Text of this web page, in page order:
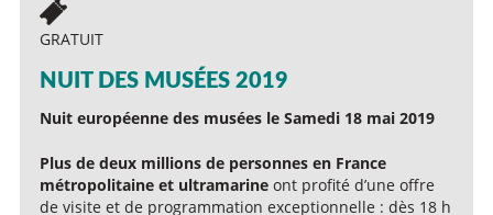
GRATUIT
NUIT DES MUSÉES 2019
Nuit européenne des musées le Samedi 18 mai 2019
Plus de deux millions de personnes en France
métropolitaine et ultramarine ont profité d’une offre
de visite et de programmation exceptionnelle : dès 18 h